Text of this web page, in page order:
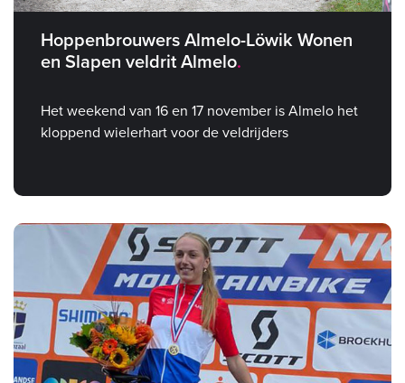
Hoppenbrouwers Almelo-Löwik Wonen
en Slapen veldrit Almelo
Het weekend van 16 en 17 november is Almelo het
kloppend wielerhart voor de veldrijders